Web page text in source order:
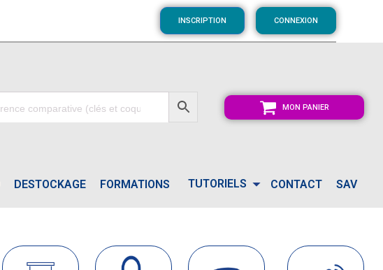
INSCRIPTION CONNEXION
MON PANIER
DESTOCKAGE FORMATIONS TUTORIELS CONTACT SAV